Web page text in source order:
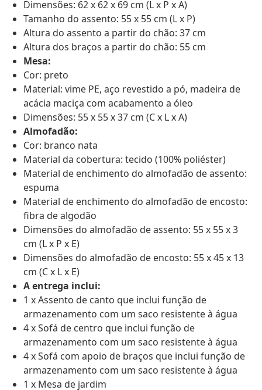
Dimensões: 62 x 62 x 69 cm (L x P x A)
Tamanho do assento: 55 x 55 cm (L x P)
Altura do assento a partir do chão: 37 cm
Altura dos braços a partir do chão: 55 cm
Mesa:
Cor: preto
Material: vime PE, aço revestido a pó, madeira de
acácia maciça com acabamento a óleo
Dimensões: 55 x 55 x 37 cm (C x L x A)
Almofadão:
Cor: branco nata
Material da cobertura: tecido (100% poliéster)
Material de enchimento do almofadão de assento:
espuma
Material de enchimento do almofadão de encosto:
fibra de algodão
Dimensões do almofadão de assento: 55 x 55 x 3
cm (L x P x E)
Dimensões do almofadão de encosto: 55 x 45 x 13
cm (C x L x E)
A entrega inclui:
1 x Assento de canto que inclui função de
armazenamento com um saco resistente à água
4 x Sofá de centro que inclui função de
armazenamento com um saco resistente à água
4 x Sofá com apoio de braços que inclui função de
armazenamento com um saco resistente à água
1 x Mesa de jardim